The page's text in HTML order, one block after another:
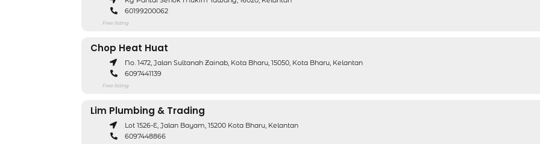
60199200062
Free listing
Chop Heat Huat
No. 1472, Jalan Sultanah Zainab, Kota Bharu, 15050, Kota Bharu, Kelantan
6097441139
Free listing
Lim Plumbing & Trading
Lot 1526-E, Jalan Bayam, 15200 Kota Bharu, Kelantan
6097448866